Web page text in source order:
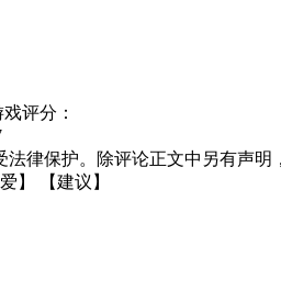
评分：
法律保护。除评论正文中另有声
】
【建议】